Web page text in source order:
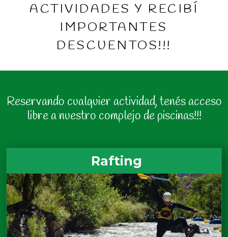
ACTIVIDADES Y RECIBÍ
IMPORTANTES
DESCUENTOS!!!
Reservando cualquier actividad, tenés acceso
libre a nuestro complejo de piscinas!!!
Rafting